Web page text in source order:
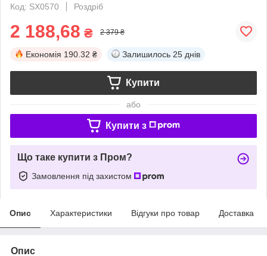
Код: SX0570
Роздріб
2 188,68 ₴ 2 379 ₴
Економія 190.32 ₴ Залишилось 25 днів
Купити
або
Купити з
Що таке купити з Пром?
Замовлення під захистом
Опис Характеристики Відгуки про товар Доставка
Опис